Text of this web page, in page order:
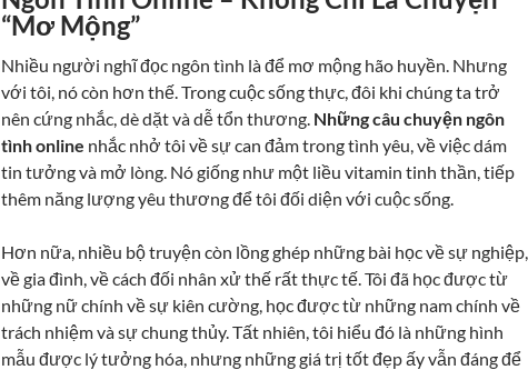
“Mơ Mộng”
Nhiều người nghĩ đọc ngôn tình là để mơ mộng hão huyền. Nhưng
với tôi, nó còn hơn thế. Trong cuộc sống thực, đôi khi chúng ta trở
nên cứng nhắc, dè dặt và dễ tổn thương. Những câu chuyện ngôn
tình online nhắc nhở tôi về sự can đảm trong tình yêu, về việc dám
tin tưởng và mở lòng. Nó giống như một liều vitamin tinh thần, tiếp
thêm năng lượng yêu thương để tôi đối diện với cuộc sống.
Hơn nữa, nhiều bộ truyện còn lồng ghép những bài học về sự nghiệp,
về gia đình, về cách đối nhân xử thế rất thực tế. Tôi đã học được từ
những nữ chính về sự kiên cường, học được từ những nam chính về
trách nhiệm và sự chung thủy. Tất nhiên, tôi hiểu đó là những hình
mẫu được lý tưởng hóa, nhưng những giá trị tốt đẹp ấy vẫn đáng để